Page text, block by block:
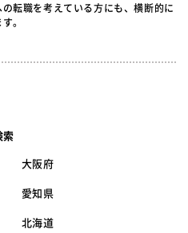
転職を考えている方にも、横断的に
。
索
大阪府
愛知県
北海道